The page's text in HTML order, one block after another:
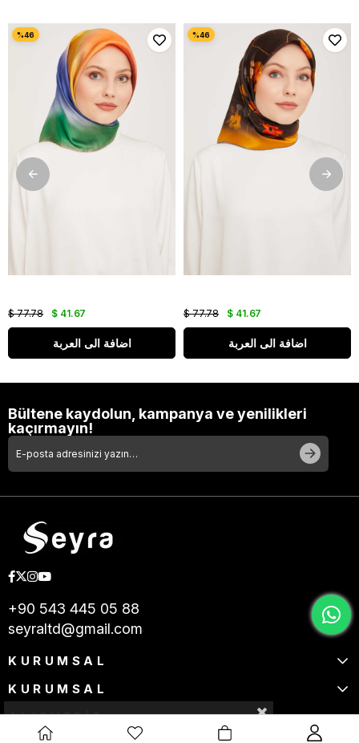
$ 41.67
$ 77.78
اضافة الى العربة
$ 41.67
$ 77.78
اضافة الى العربة
Bültene kaydolun, kampanya ve yenilikleri
kaçırmayın!
+90 543 445 05 88
seyraltd@gmail.com
KURUMSAL
KURUMSAL
ALIŞVERİŞ